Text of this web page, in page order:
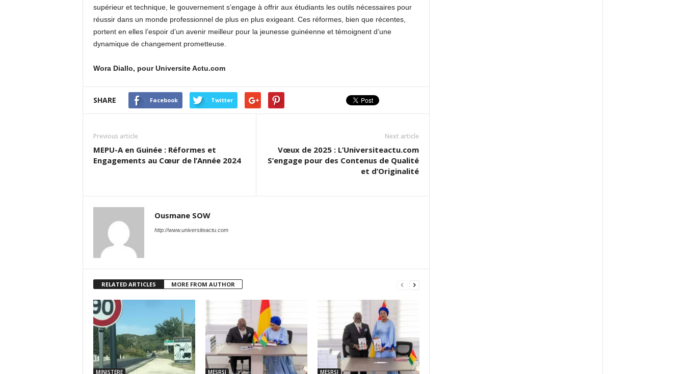
supérieur et technique, le gouvernement s’engage à offrir aux étudiants les outils nécessaires pour
réussir dans un monde professionnel de plus en plus exigeant. Ces réformes, bien que récentes,
portent en elles l’espoir d’un avenir meilleur pour la jeunesse guinéenne et témoignent d’une
dynamique de changement prometteuse.
Wora Diallo, pour Universite Actu.com
SHARE Facebook Twitter
Previous article
MEPU-A en Guinée : Réformes et
Engagements au Cœur de l’Année 2024
Next article
Vœux de 2025 : L’Universiteactu.com
S’engage pour des Contenus de Qualité
et d’Originalité
Ousmane SOW
http://www.universiteactu.com
RELATED ARTICLES MORE FROM AUTHOR
MINISTERE MESRSI MESRSI